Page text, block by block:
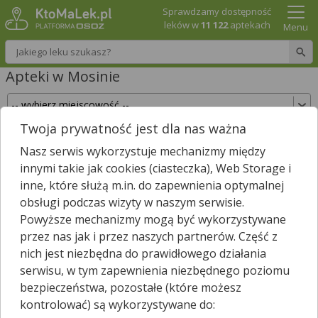
Wpisz nazwę leku
Sprawdzamy dostępność
leków w11 122aptekach Menu
Apteki w Mosinie
Sprawdź, które apteki w Mosinie posiadają Twój
lek i zarezerwuj go już teraz!
Wpisz nazwę leku
W Mosinie jest
aptek.
Wybierz typ aptek
Twoja prywatność jest dla nas ważna
Nasz serwis wykorzystuje mechanizmy między
innymi takie jak cookies (ciasteczka), Web Storage i
inne, które służą m.in. do zapewnienia optymalnej
obsługi podczas wizyty w naszym serwisie.
Powyższe mechanizmy mogą być wykorzystywane
przez nas jak i przez naszych partnerów. Część z
nich jest niezbędna do prawidłowego działania
serwisu, w tym zapewnienia niezbędnego poziomu
bezpieczeństwa, pozostałe (które możesz
kontrolować) są wykorzystywane do: